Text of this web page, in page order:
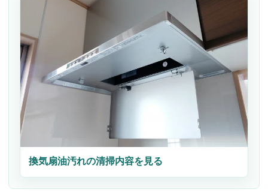
換気扇油汚れの清掃内容を見る